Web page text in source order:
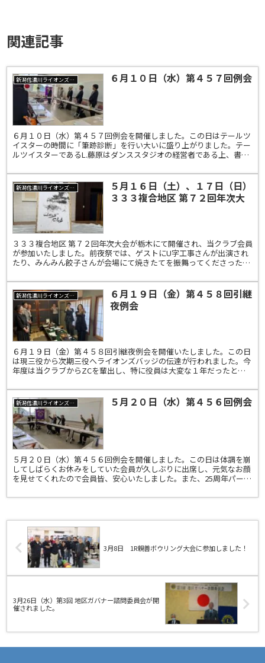
関連記事
新潟信濃川ライオンズクラブ ６月１０日（水）第４５７回例会
６月１０日（水）第４５７回例会を開催しました。この日はテールツ
イスターの時間に「筆跡診断」を行い大いに盛り上がりました。テー
ルツイスターであるL.藤原はダンススタジオの経営者である上、書道
新潟信濃川ライオンズクラブ
５月１６日（土）、１７日（日）
３３３複合地区 第７２回年次大
３３３複合地区 第７２回年次大会が栃木にて開催され、当クラブ会員
が参加いたしました。前夜祭では、ゲストにU字工事さんが出演され
たり、みんみん餃子さんが会場にて焼きたてを振舞ってくださったり
新潟信濃川ライオンズクラブ
６月１９日（金）第４５８回引継
夜例会
６月１９日（金）第４５８回引継夜例会を開催いたしました。この日
は現三役から次期三役へライオンズバッジの伝達が行われました。今
年度は当クラブからZCを輩出し、特に役員は大変な１年だったと思
新潟信濃川ライオンズクラブ ５月２０日（水）第４５６回例会
５月２０日（水）第４５６回例会を開催しました。この日は体調を崩
してしばらくお休みをしていた会員が久しぶりに出席し、元気なお顔
を見せてくれたので会員皆、安心いたしました。また、25周年パーテ
3月8日 1R親善ボウリング大会に参加しました！
3月26日（水）第3回 地区ガバナー諮問委員会が開
催されました。